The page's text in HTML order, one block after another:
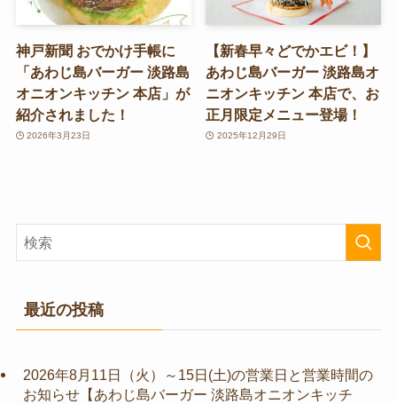
神戸新聞 おでかけ手帳に
「あわじ島バーガー 淡路島
オニオンキッチン 本店」が
紹介されました！
2026年3月23日
【新春早々どでかエビ！】
あわじ島バーガー 淡路島オ
ニオンキッチン 本店で、お
正月限定メニュー登場！
2025年12月29日
最近の投稿
2026年8月11日（火）～15日(土)の営業日と営業時間の
お知らせ【あわじ島バーガー 淡路島オニオンキッチ